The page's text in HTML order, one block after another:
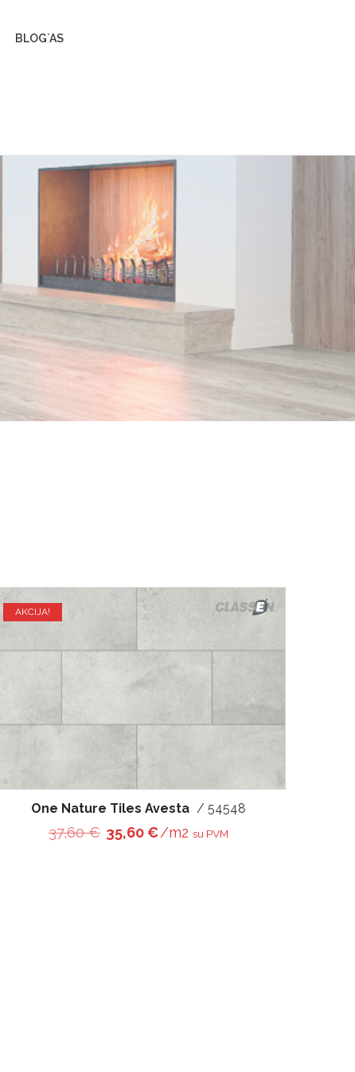
BLOG`AS
AKCIJA!
One Nature Tiles Avesta / 54548
37,60€ Original price was: 37,60 €.
35,60€Current price is: 35,60 €.
/m2 su PVM